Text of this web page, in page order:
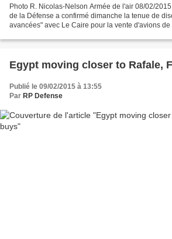
Photo R. Nicolas-Nelson Armée de l'air 08/02/
de la Défense a confirmé dimanche la tenue de
avancées" avec Le Caire pour la vente d'avions de
Egypt moving closer to Rafale,
Publié le 09/02/2015 à 13:55
Par RP Defense